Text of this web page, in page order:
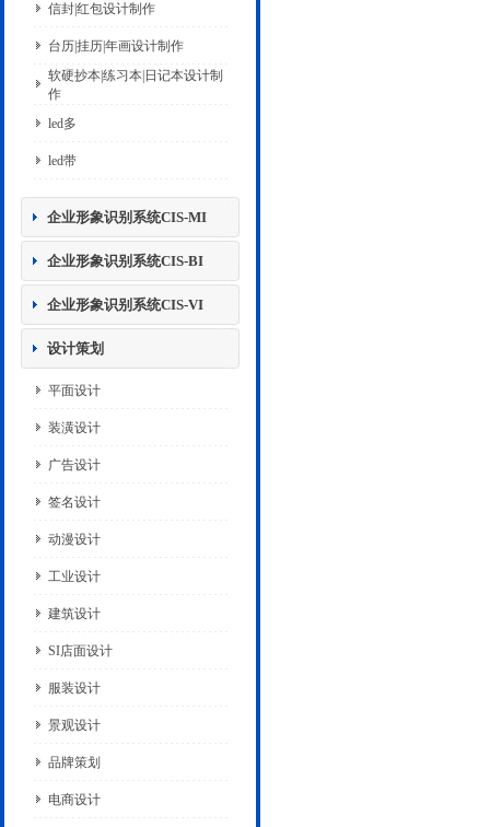
信封|红包设计制作
台历|挂历|年画设计制作
软硬抄本|练习本|日记本设计制
作
led多
led带
企业形象识别系统CIS-MI
企业形象识别系统CIS-BI
企业形象识别系统CIS-VI
设计策划
平面设计
装潢设计
广告设计
签名设计
动漫设计
工业设计
建筑设计
SI店面设计
服装设计
景观设计
品牌策划
电商设计